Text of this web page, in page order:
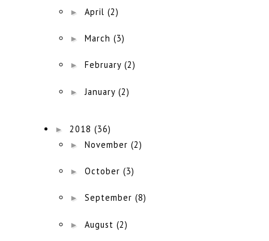
►April(2)
►March(3)
►February(2)
►January(2)
►2018(36)
►November(2)
►October(3)
►September(8)
►August(2)